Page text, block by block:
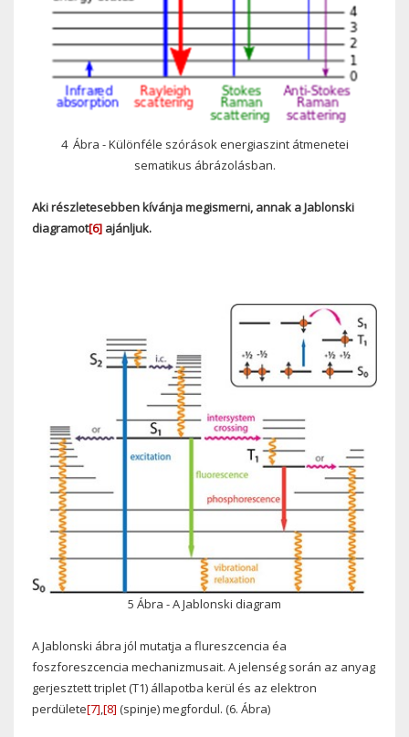
4 Ábra - Különféle szórások energiaszint átmenetei
sematikus ábrázolásban.
Aki részletesebben kívánja megismerni, annak a Jablonski
diagramot[6] ajánljuk.
5 Ábra - A Jablonski diagram
AJablonski ábra jól mutatja a flureszcencia éa
foszforeszcencia mechanizmusait. A jelenség során az anyag
gerjesztett triplet (T1) állapotba kerül és az elektron
perdülete[7],[8] (spinje) megfordul. (6. Ábra)